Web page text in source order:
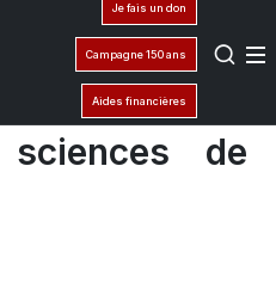
Je fais un don
Campagne 150 ans
Aides financières
de